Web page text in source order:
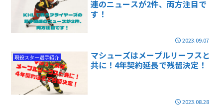
連のニュースが2件、両方注目で
す！
2023.09.07
現役スター選手紹介
マシューズはメープルリーフスと
共に！4年契約延長で残留決定！
2023.08.28